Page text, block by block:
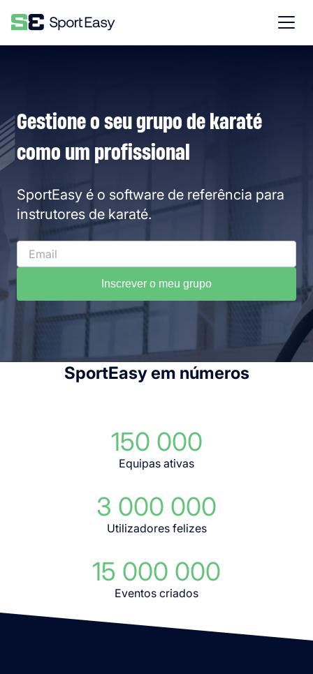
Gestione o seu grupo de karaté
como um profissional
SportEasy é o software de referência para
instrutores de karaté.
Inscrever o meu grupo
SportEasy em números
150 000
Equipas ativas
3 000 000
Utilizadores felizes
15 000 000
Eventos criados